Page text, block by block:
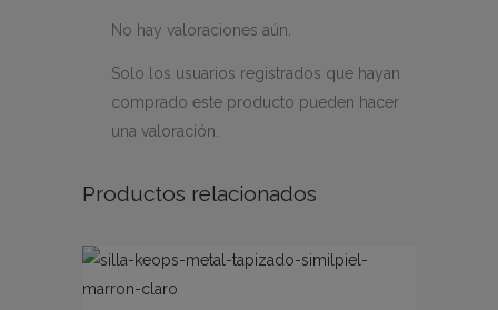
No hay valoraciones aún.
Solo los usuarios registrados que hayan
comprado este producto pueden hacer
una valoración.
Productos relacionados